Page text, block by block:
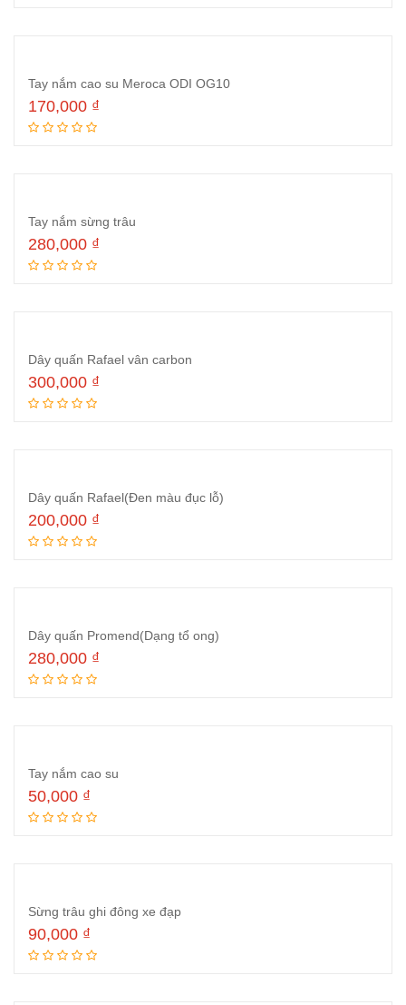
Tay nắm cao su Meroca ODI OG10
170,000 ₫
Tay nắm sừng trâu
280,000 ₫
Dây quấn Rafael vân carbon
300,000 ₫
Dây quấn Rafael(Đen màu đục lỗ)
200,000 ₫
Dây quấn Promend(Dạng tổ ong)
280,000 ₫
Tay nắm cao su
50,000 ₫
Sừng trâu ghi đông xe đạp
90,000 ₫